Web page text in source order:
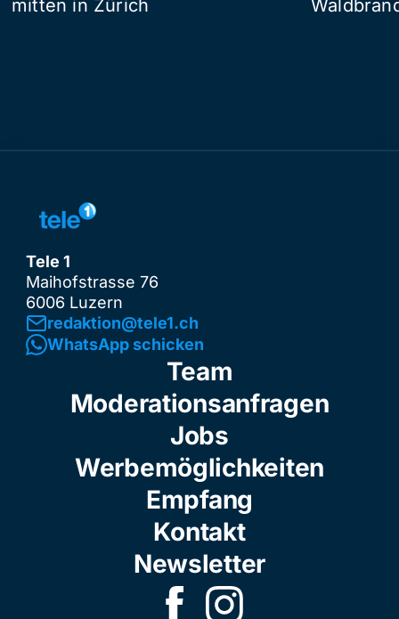
mitten in Zürich
Tele 1
Maihofstrasse 76
6006 Luzern
redaktion@tele1.ch
WhatsApp schicken
Team
Moderationsanfragen
Jobs
Werbemöglichkeiten
Empfang
Kontakt
Newsletter